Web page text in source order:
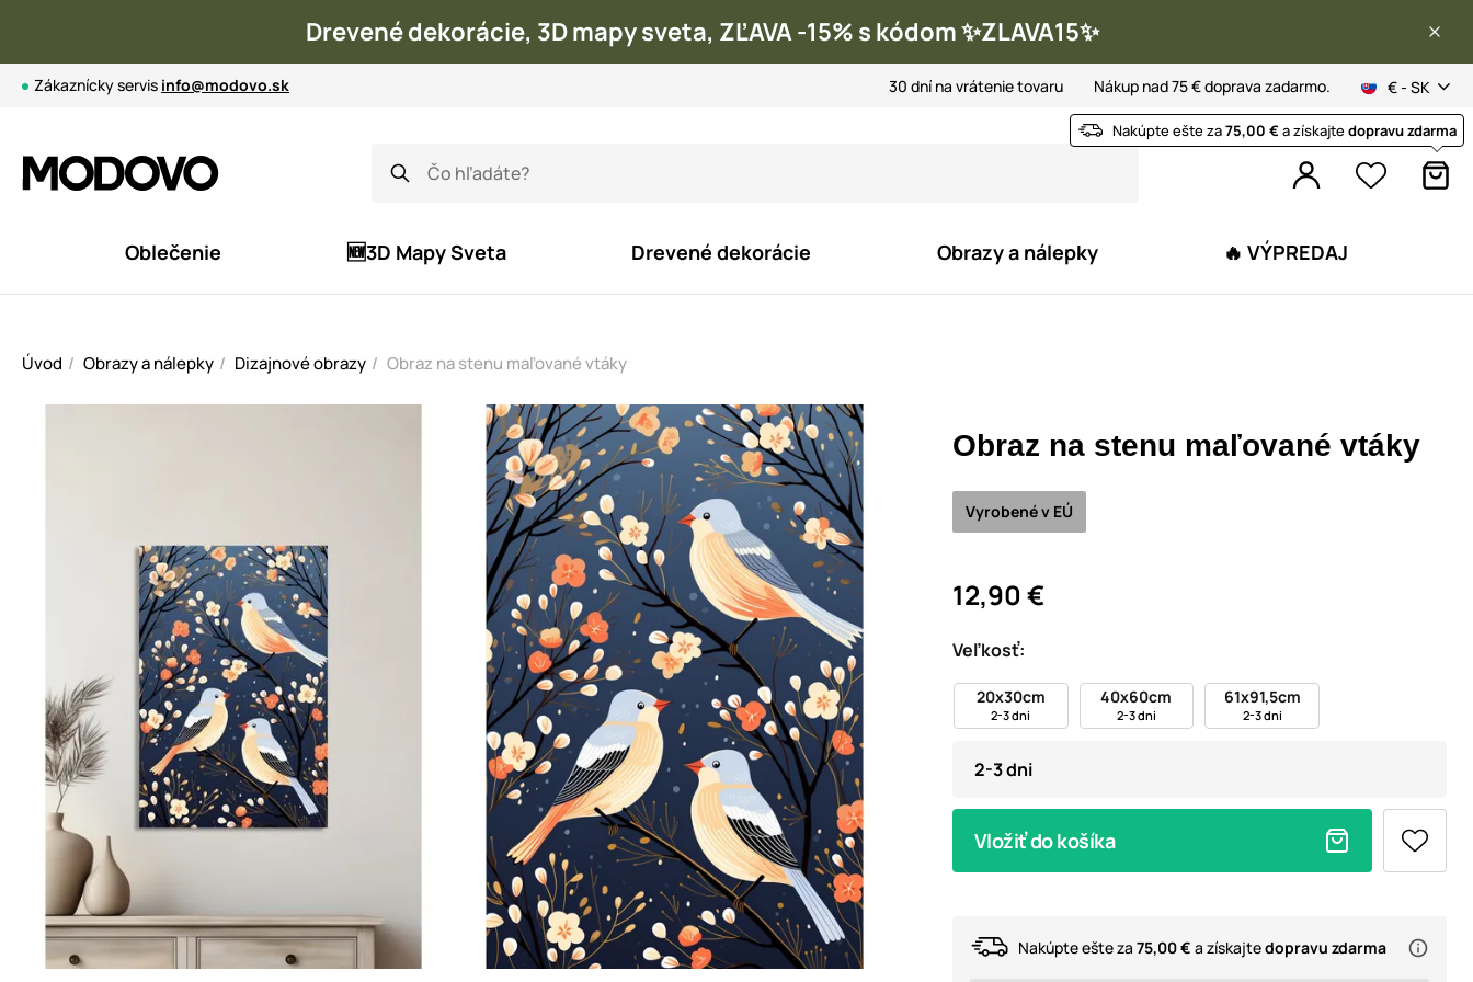
Drevené dekorácie, 3D mapy sveta, ZĽAVA -15% s kódom ✨ZLAVA15✨
Zákaznícky servis info@modovo.sk 30 dní na vrátenie tovaru Nákup nad 75 € doprava zadarmo. € - SK
Nakúpte ešte za75,00 €a získajtedopravu zdarma
Oblečenie 🆕3D Mapy Sveta Drevené dekorácie Obrazy a nálepky 🔥 VÝPREDAJ
Úvod Obrazy a nálepky Dizajnové obrazy Obraz na stenu maľované vtáky
Obraz na stenu maľované vtáky
12,90 €
Vyrobené v EÚ
Veľkosť:
20x30cm
2-3 dni
40x60cm
2-3 dni
61x91,5cm
2-3 dni
2-3 dni
Vložiť do košíka
Nakúpte ešte za 75,00 € a získajtedopravu zdarma